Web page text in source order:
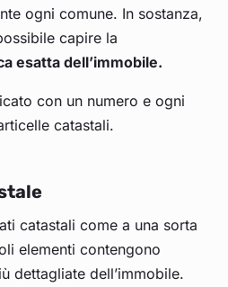
ogni comune. In sostanza,
capire la
esatta dell’immobile.
con un numero e ogni
catastali.
catastali come a una sorta
elementi contengono
dettagliate dell’immobile.